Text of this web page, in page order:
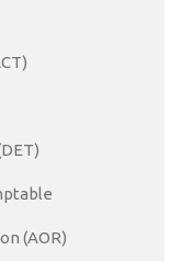
(AOR)